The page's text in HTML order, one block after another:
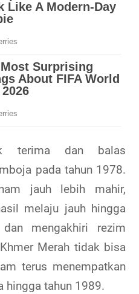
terima dan balas
pada tahun 1978.
jauh lebih mahir,
melaju jauh hingga
mengakhiri rezim
Merah tidak bisa
terus menempatkan
hingga tahun 1989.